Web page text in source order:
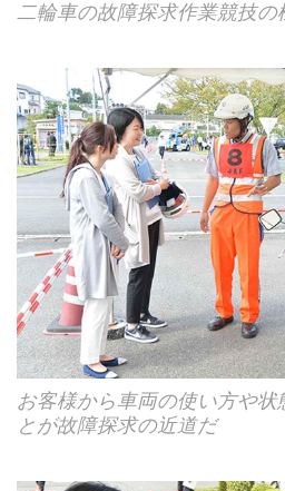
二輪車の故障探求作業競技の
お客様から車両の使い方や状
とが故障探求の近道だ